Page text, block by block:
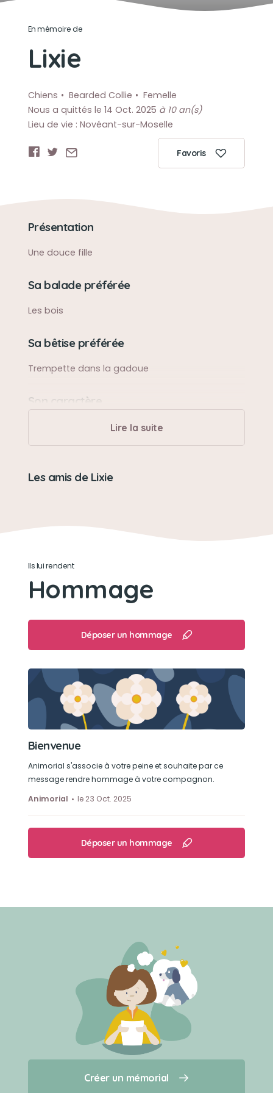
Créer un mémorial
Qui sommes-nous ?
En mémoire de
Lixie
Chiens Bearded Collie
Femelle
Nous a quittés le 14 Oct. 2025 à 10 an(s)
Lieu de vie : Novéant-sur-Moselle
Favoris
Présentation
Une douce fille
Sa balade préférée
Les bois
Sa bêtise préférée
Trempette dans la gadoue
Son caractère
Caline , pot de colle têtu
La balle de tennis
Jouet avec tango .. surveiller son chat .. la
Lire la suite
Les amis de Lixie
Ils lui rendent
Hommage
Déposer un hommage
Bienvenue
Animorial s'associe à votre peine et souhaite par ce
message rendre hommage à votre compagnon.
Animorial
le 23 Oct. 2025
Déposer un hommage
Créer un mémorial